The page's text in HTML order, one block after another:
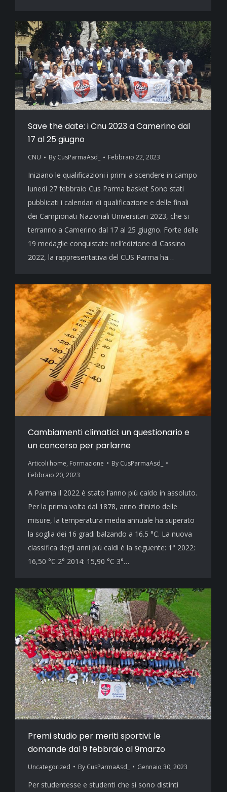
Save the date: i Cnu 2023 a Camerino dal
17 al 25 giugno
CNU By CusParmaAsd_ Febbraio 22, 2023
Iniziano le qualificazioni i primi a scendere in campo
lunedì 27 febbraio Cus Parma basket Sono stati
pubblicati i calendari di qualificazione e delle finali
dei Campionati Nazionali Universitari 2023, che si
terranno a Camerino dal 17 al 25 giugno. Forte delle
19 medaglie conquistate nell’edizione di Cassino
2022, la rappresentativa del CUS Parma ha…
Cambiamenti climatici: un questionario e
un concorso per parlarne
Articoli home, Formazione By CusParmaAsd_
Febbraio 20, 2023
A Parma il 2022 è stato l’anno più caldo in assoluto.
Per la prima volta dal 1878, anno d’inizio delle
misure, la temperatura media annuale ha superato
la soglia dei 16 gradi balzando a 16.5 °C. La nuova
classifica degli anni più caldi è la seguente: 1° 2022:
16,50 °C 2° 2014: 15,90 °C 3°…
Premi studio per meriti sportivi: le
domande dal 9 febbraio al 9marzo
Uncategorized By CusParmaAsd_ Gennaio 30, 2023
Per studentesse e studenti che si sono distinti